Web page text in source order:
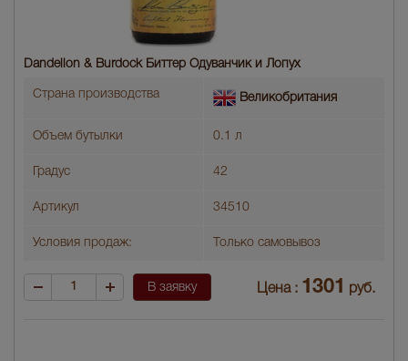
Dandelion & Burdock Биттер Одуванчик и Лопух
Страна производства Великобритания
Объем бутылки 0.1 л
Градус 42
Артикул 34510
Условия продаж: Только самовывоз
В заявку Цена : 1301 руб.